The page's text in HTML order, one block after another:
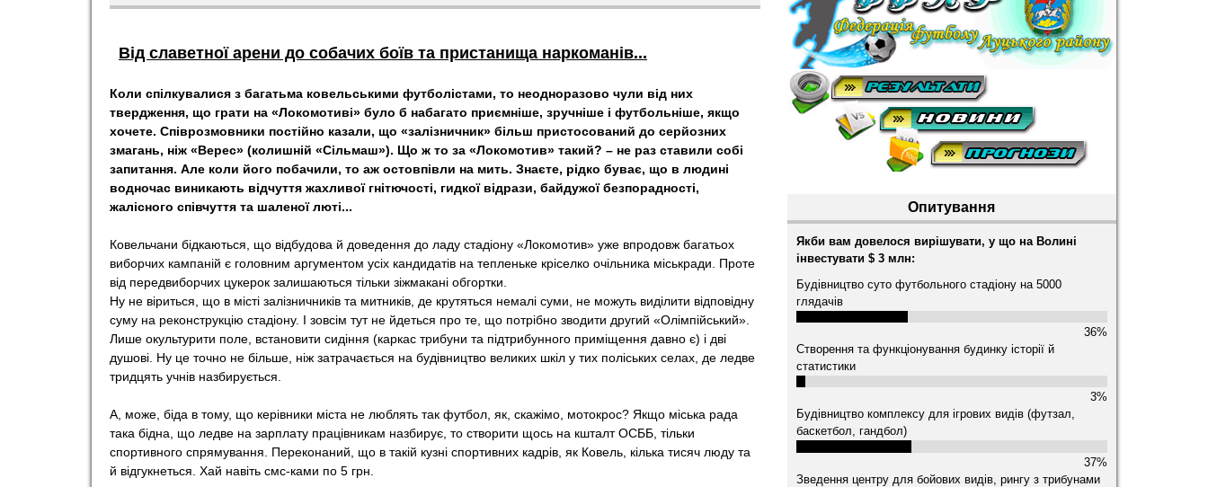
t
Від славетної арени до собачих боїв та пристанища наркоманів...
Коли спілкувалися з багатьма ковельськими футболістами, то неодноразово чули від них
твердження, що грати на «Локомотиві» було б набагато приємніше, зручніше і футбольніше, якщо
хочете. Співрозмовники постійно казали, що «залізничник» більш пристосований до серйозних
змагань, ніж «Верес» (колишній «Сільмаш»). Що ж то за «Локомотив» такий? – не раз ставили собі
запитання. Але коли його побачили, то аж остовпівли на мить. Знаєте, рідко буває, що в людині
водночас виникають відчуття жахливої гнітючості, гидкої відрази, байдужої безпорадності,
жалісного співчуття та шаленої люті...
Ковельчани бідкаються, що відбудова й доведення до ладу стадіону «Локомотив» уже впродовж багатьох
виборчих кампаній є головним аргументом усіх кандидатів на тепленьке кріселко очільника міськради. Проте
від передвиборчих цукерок залишаються тільки зіжмакані обгортки.
Ну не віриться, що в місті залізничників та митників, де крутяться немалі суми, не можуть виділити відповідну
суму на реконструкцію стадіону. І зовсім тут не йдеться про те, що потрібно зводити другий «Олімпійський».
Лише окультурити поле, встановити сидіння (каркас трибуни та підтрибунного приміщення давно є) і дві
душові. Ну це точно не більше, ніж затрачається на будівництво великих шкіл у тих поліських селах, де ледве
тридцять учнів назбирується.
А, може, біда в тому, що керівники міста не люблять так футбол, як, скажімо, мотокрос? Якщо міська рада
така бідна, що ледве на зарплату працівникам назбирує, то створити щось на кшталт ОСББ, тільки
спортивного спрямування. Переконаний, що в такій кузні спортивних кадрів, як Ковель, кілька тисяч люду та
й відгукнеться. Хай навіть смс-ками по 5 грн.
Опитування
Якби вам довелося вирішувати, у що на Волині
інвестувати $ 3 млн:
Будівництво суто футбольного стадіону на 5000
глядачів
36%
Створення та функціонування будинку історії й
статистики
3%
Будівництво комплексу для ігрових видів (футзал,
баскетбол, гандбол)
37%
Зведення центру для бойових видів, рингу з трибунами